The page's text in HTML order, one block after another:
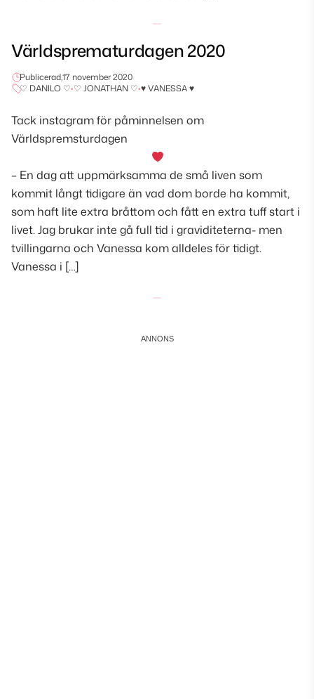
Världsprematurdagen 2020
Publicerad,17 november 2020
♡ DANILO ♡•♡ JONATHAN ♡•♥ VANESSA ♥
Tack instagram för påminnelsen om
Världspremsturdagen
– En dag att uppmärksamma de små liven som
kommit långt tidigare än vad dom borde ha kommit,
som haft lite extra bråttom och fått en extra tuff start i
livet. Jag brukar inte gå full tid i graviditeterna- men
tvillingarna och Vanessa kom alldeles för tidigt.
Vanessa i […]